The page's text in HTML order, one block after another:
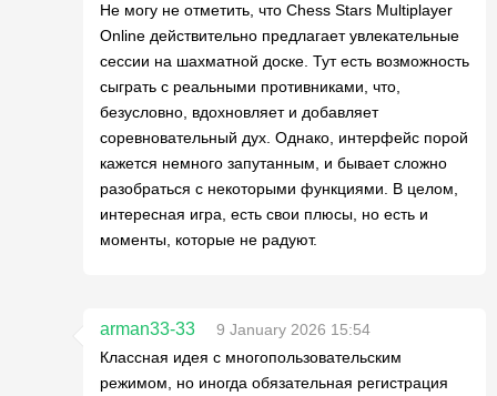
Не могу не отметить, что Chess Stars Multiplayer
Online действительно предлагает увлекательные
сессии на шахматной доске. Тут есть возможность
сыграть с реальными противниками, что,
безусловно, вдохновляет и добавляет
соревновательный дух. Однако, интерфейс порой
кажется немного запутанным, и бывает сложно
разобраться с некоторыми функциями. В целом,
интересная игра, есть свои плюсы, но есть и
моменты, которые не радуют.
arman33-33
9 January 2026 15:54
Классная идея с многопользовательским
режимом, но иногда обязательная регистрация